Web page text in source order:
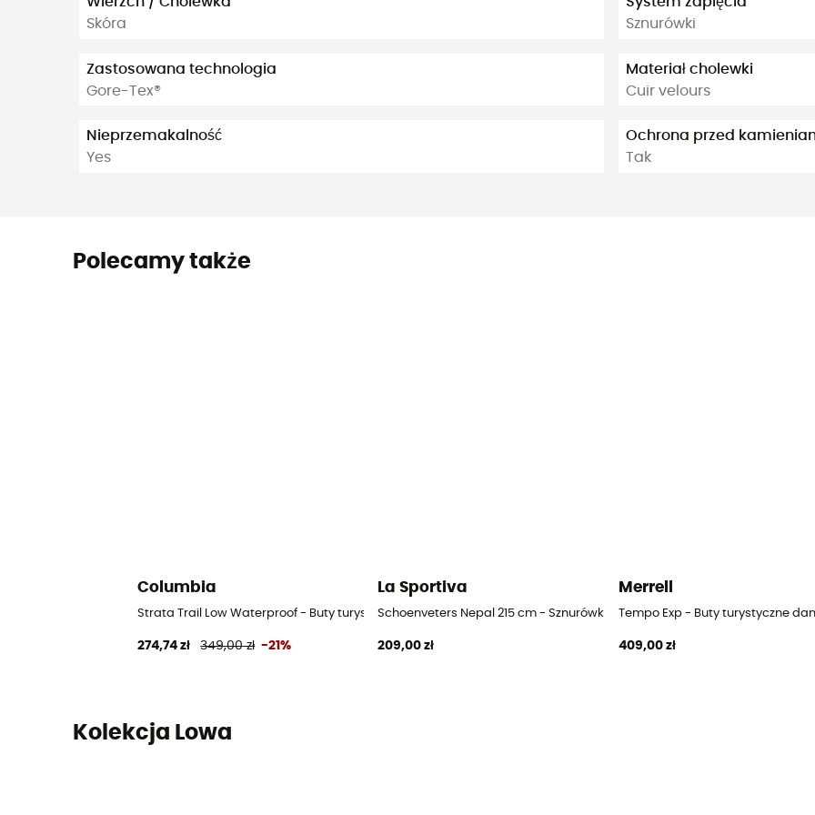
Skóra
Zastosowana technologia
Gore-Tex®
Nieprzemakalność
Yes
Sznurówki
Materiał cholewki
Cuir velours
Ochrona przed
Tak
Polecamy także
Columbia
Strata Trail Low Waterproof - Buty turystyczne damskie
274,74 zł 349,00 zł -21%
La Sportiva
Schoenveters Nepal 215 cm - Sznurówki
209,00 zł
Merrell
Tempo Exp - Buty turystyczne
409,00 zł
Kolekcja Lowa